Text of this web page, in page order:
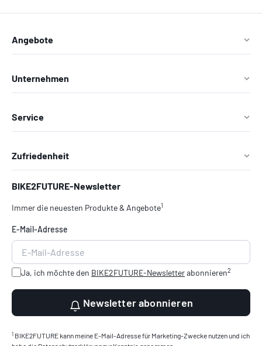
Angebote
Unternehmen
Service
Zufriedenheit
BIKE2FUTURE-Newsletter
Immer die neuesten Produkte & Angebote1
E-Mail-Adresse
Ja, ich möchte den BIKE2FUTURE-Newsletterabonnieren2
Newsletter abonnieren
1 BIKE2FUTURE kann meine E-Mail-Adresse für Marketing-Zwecke nutzen und ich